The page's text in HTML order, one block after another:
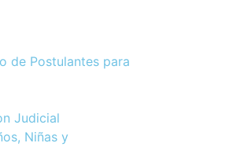
de Postulantes para
Judicial
Niñas y